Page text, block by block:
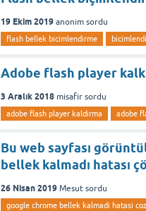
19 Ekim 2019 anonim sordu
flash bellek bicimlendirme
Adobe flash player
3 Aralık 2018 misafir sordu
adobe flash player kaldirma adobe
Bu web sayfası
bellek kalmadı hatası
26 Nisan 2019 Mesut sordu
google chrome bellek kalmadi hatasi